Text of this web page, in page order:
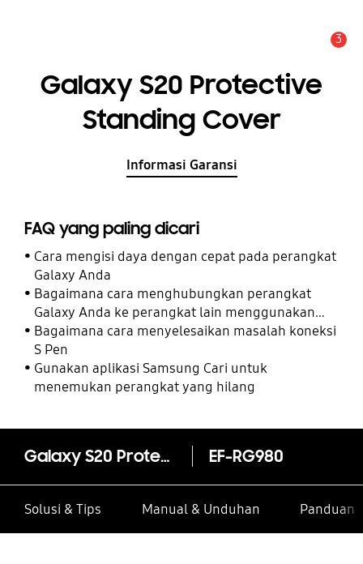
3
Galaxy S20 Protective
Standing Cover
Informasi Garansi
FAQ yang paling dicari
Cara mengisi daya dengan cepat pada perangkat
Galaxy Anda
Bagaimana cara menghubungkan perangkat
Galaxy Anda ke perangkat lain menggunakan
Perangkat Terhubung
Bagaimana cara menyelesaikan masalah koneksi
S Pen
Gunakan aplikasi Samsung Cari untuk
menemukan perangkat yang hilang
Galaxy S20 Protective Standing Cover EF-RG980
Solusi & Tips Manual & Unduhan Panduan